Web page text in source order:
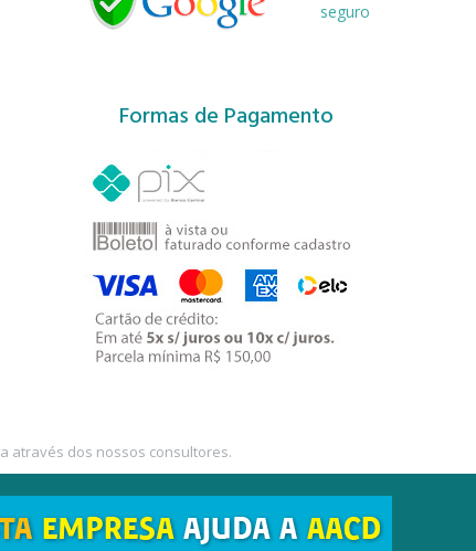
seguro
Formas de Pagamento
através dos nossos consultores.